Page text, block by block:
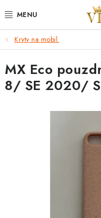
na
KRYTY NA MOBIL.
OCHRANA DISPLEJE -
KABELY A NABÍJEČKY
BRAŠNY NA NOTEBOOKY
Kryty na mobil.
MX Eco
8/ SE 2020/